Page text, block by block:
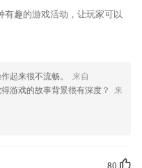
，学的多记得牢。
人群，让你找到同在艺考道路
进行考勤查询等等服务。
图纸交流再无障碍
喜欢这款软件，您可以到应用
趣的游戏活动，让玩家可以
起来很不流畅。
来自
游戏的故事背景很有深度？ 来
80